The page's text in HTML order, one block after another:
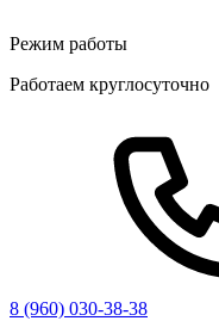
Режим работы
Работаем круглосуточно
8 (960) 030-38-38